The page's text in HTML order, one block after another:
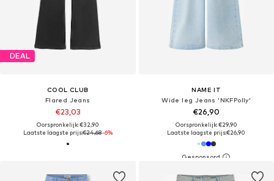
DEAL
COOL CLUB
Flared Jeans
€23,03
Oorspronkelijk: €32,90
Laatste laagste prijs:€24,68-6%
NAME IT
Wide leg Jeans 'NKFPolly'
€26,90
Oorspronkelijk: €29,90
Laatste laagste prijs:€26,90